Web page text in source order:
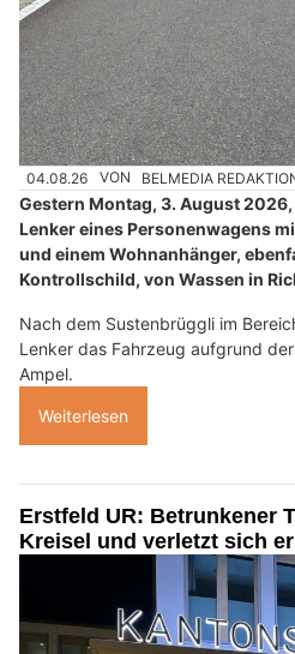
04.08.26 VON BELMEDIA
Gestern Montag, 3. August
Lenker eines Personenwagens
und einem Wohnanhänger,
Kontrollschild, von Wassen in
Nach dem Sustenbrüggli im
Lenker das Fahrzeug aufgrund
Ampel.
Weiterlesen
Erstfeld UR: Betrunkener
Kreisel und verletzt sich